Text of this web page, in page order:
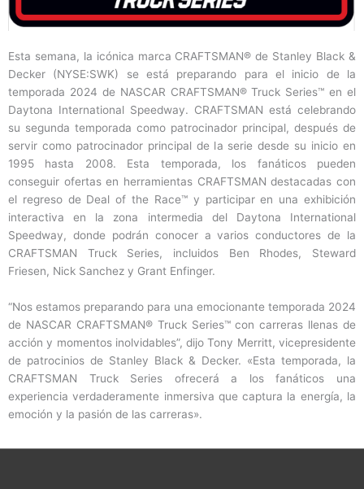
Esta semana, la icónica marca CRAFTSMAN® de Stanley Black &
Decker (NYSE:SWK) se está preparando para el inicio de la
temporada 2024 de NASCAR CRAFTSMAN® Truck Series™ en el
Daytona International Speedway. CRAFTSMAN está celebrando
su segunda temporada como patrocinador principal, después de
servir como patrocinador principal de la serie desde su inicio en
1995 hasta 2008. Esta temporada, los fanáticos pueden
conseguir ofertas en herramientas CRAFTSMAN destacadas con
el regreso de Deal of the Race™ y participar en una exhibición
interactiva en la zona intermedia del Daytona International
Speedway, donde podrán conocer a varios conductores de la
CRAFTSMAN Truck Series, incluidos Ben Rhodes, Steward
Friesen, Nick Sanchez y Grant Enfinger.
“Nos estamos preparando para una emocionante temporada 2024
de NASCAR CRAFTSMAN® Truck Series™ con carreras llenas de
acción y momentos inolvidables”, dijo Tony Merritt, vicepresidente
de patrocinios de Stanley Black & Decker. «Esta temporada, la
CRAFTSMAN Truck Series ofrecerá a los fanáticos una
experiencia verdaderamente inmersiva que captura la energía, la
emoción y la pasión de las carreras».